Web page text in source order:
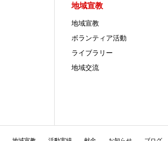
地域宣教
地域宣教
ボランティア活動
ライブラリー
地域交流